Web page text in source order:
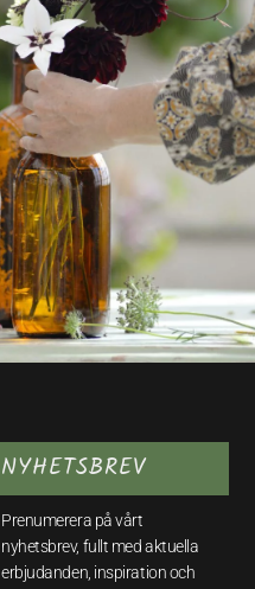
NYHETSBREV
Prenumerera på vårt
nyhetsbrev, fullt med aktuella
erbjudanden, inspiration och